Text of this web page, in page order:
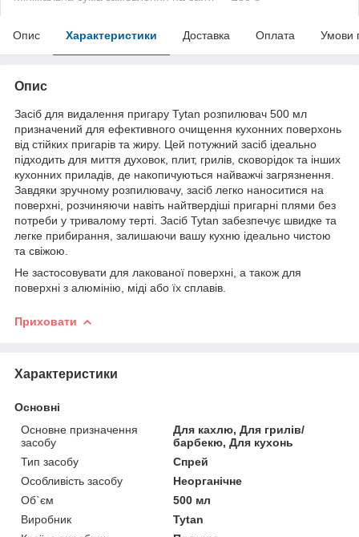
Опис Характеристики Доставка Оплата Умови
Опис
Засіб для видалення пригару Tytan розпилювач 500 мл
призначений для ефективного очищення кухонних поверхонь
від стійких пригарів та жиру. Цей потужний засіб ідеально
підходить для миття духовок, плит, грилів, сковорідок та інших
кухонних приладів, де накопичуються найважчі загрязнення.
Завдяки зручному розпилювачу, засіб легко наноситися на
поверхні, розчиняючи навіть найтвердіші пригарні плями без
потреби у тривалому терті. Засіб Tytan забезпечує швидке та
легке прибирання, залишаючи вашу кухню ідеально чистою
та свіжою.
Не застосовувати для лакованої поверхні, а також для
поверхні з алюмінію, міді або їх сплавів.
Приховати
Характеристики
Основні
Основне призначення
засобу
Для кахлю, Для грилів/
барбекю, Для кухонь
Тип засобу
Спрей
Особливість засобу
Неорганічне
Об`єм
500 мл
Виробник
Tytan